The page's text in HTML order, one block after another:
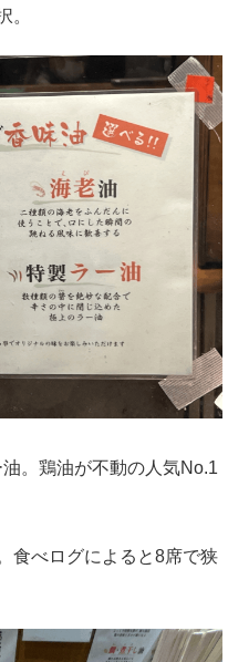
。
。鶏油が不動の人気No.1
食べログによると8席で狭